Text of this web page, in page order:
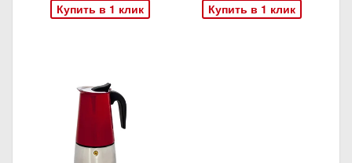
Купить в 1 клик
Купить в 1 клик